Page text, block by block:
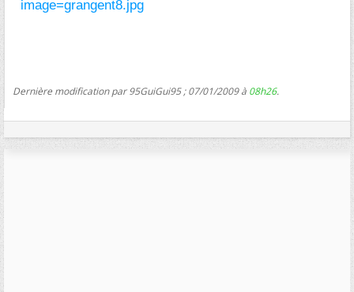
image=grangent8.jpg
Dernière modification par 95GuiGui95 ; 07/01/2009 à 08h26.